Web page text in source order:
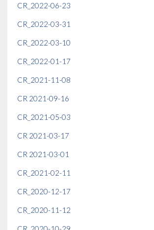
CR_2022-06-23
CR_2022-03-31
CR_2022-03-10
CR_2022-01-17
CR_2021-11-08
CR 2021-09-16
CR_2021-05-03
CR 2021-03-17
CR 2021-03-01
CR_2021-02-11
CR_2020-12-17
CR_2020-11-12